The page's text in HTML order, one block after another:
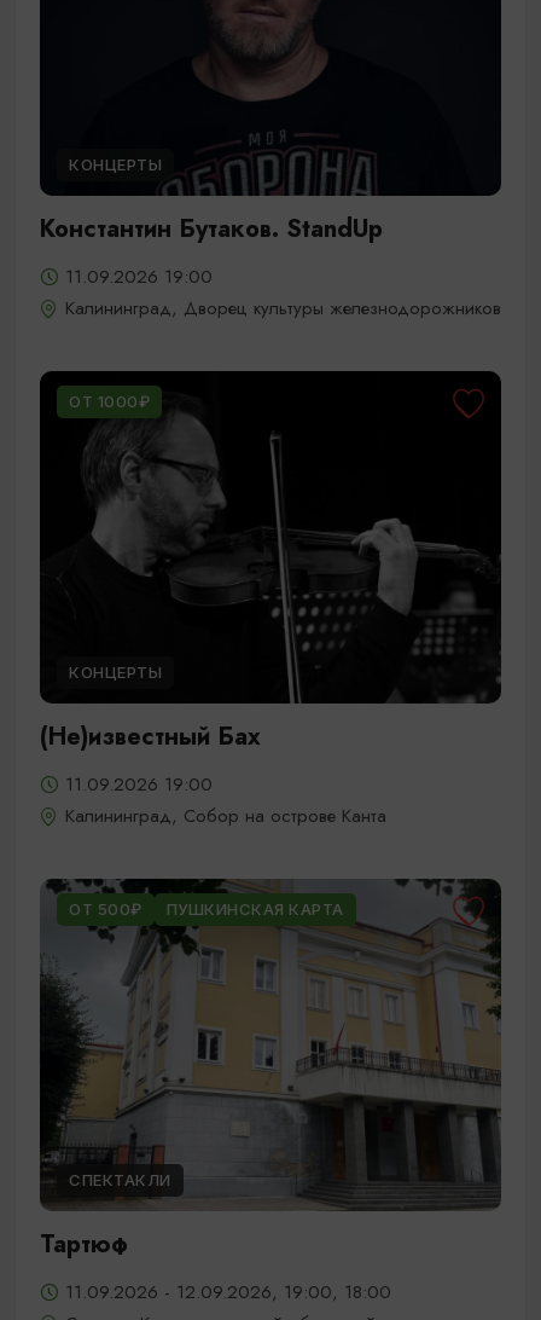
КОНЦЕРТЫ
Константин Бутаков. StandUp
11.09.2026 19:00
Калининград, Дворец культуры железнодорожников
ОТ 1000₽
КОНЦЕРТЫ
(Не)известный Бах
11.09.2026 19:00
Калининград, Собор на острове Канта
ОТ 500₽ ПУШКИНСКАЯ КАРТА
СПЕКТАКЛИ
Тартюф
11.09.2026 - 12.09.2026, 19:00, 18:00